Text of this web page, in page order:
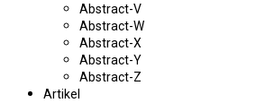
Abstract-V
Abstract-W
Abstract-X
Abstract-Y
Abstract-Z
Artikel